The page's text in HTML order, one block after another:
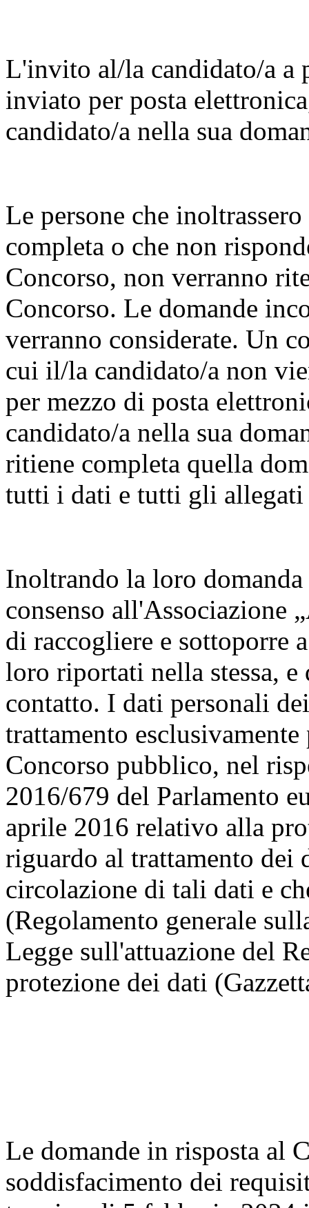
L'invito al/la candidato/a a
inviato per posta
candidato/a nella sua
Le persone che
completa o che non
Concorso, non verranno
Concorso. Le domande
verranno considerate. Un
cui il/la candidato/a non
per mezzo di posta
candidato/a nella sua
ritiene completa quella
tutti i dati e tutti gli allegati
Inoltrando la loro
consenso all'Associazione
di raccogliere e sottoporre
loro riportati nella stessa,
contatto. I dati personali
trattamento
Concorso pubblico, nel
2016/679 del Parlamento
aprile 2016 relativo alla
riguardo al trattamento dei
circolazione di tali dati e
(Regolamento generale
Legge sull'attuazione del
protezione dei dati
Le domande in risposta al
soddisfacimento dei